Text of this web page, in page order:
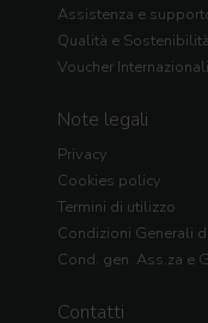
Assistenza e
Qualità e
Voucher
Note legali
Privacy
Cookies policy
Termini di utilizzo
Condizioni Generali
Cond. gen. Ass.za e
Contatti